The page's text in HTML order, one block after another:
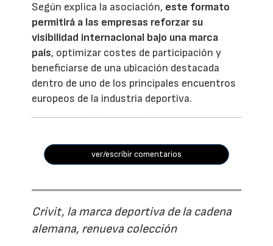
Según explica la asociación, este formato
permitirá a las empresas reforzar su
visibilidad internacional bajo una marca
país, optimizar costes de participación y
beneficiarse de una ubicación destacada
dentro de uno de los principales encuentros
europeos de la industria deportiva.
ver/escribir comentarios
Crivit, la marca deportiva de la cadena
alemana, renueva colección